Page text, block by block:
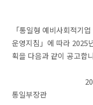
「통일형 예비사회적기
운영지침 」 에 따라 2025
획을 다음과 같이 공고합
통일부장관